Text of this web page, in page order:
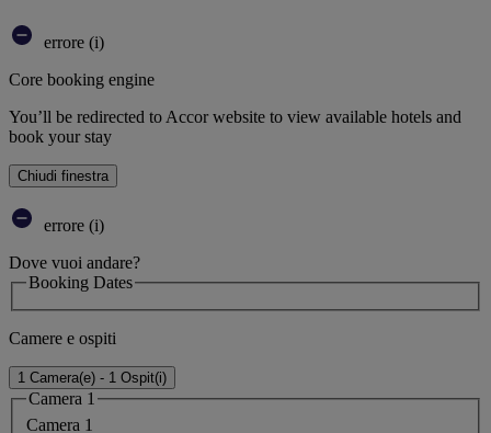
errore (i)
Core booking engine
You’ll be redirected to Accor website to view available hotels and
book your stay
Chiudi finestra
errore (i)
Dove vuoi andare?
Booking Dates
Camere e ospiti
1 Camera(e) - 1 Ospit(i)
Camera 1
Camera 1